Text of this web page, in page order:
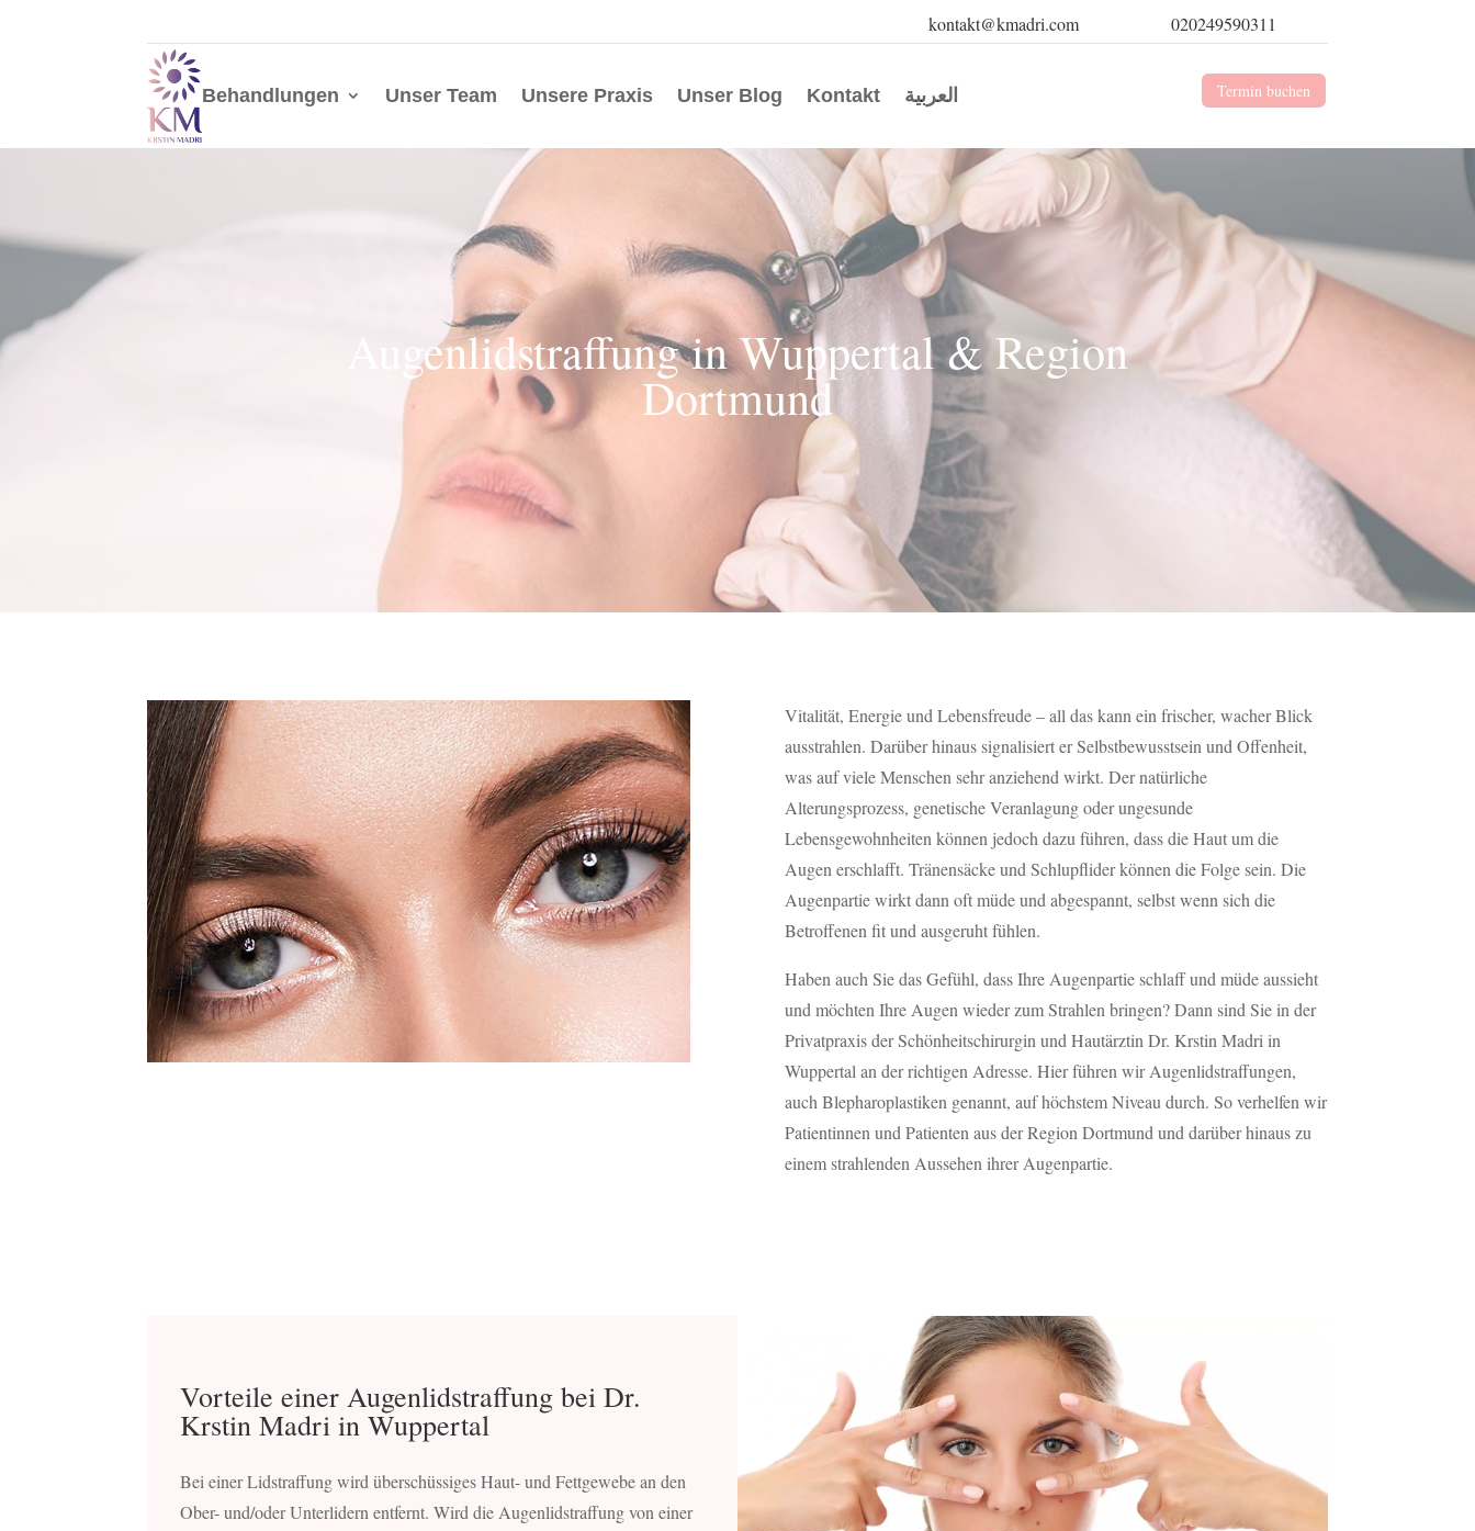
kontakt@kmadri.com 020249590311
Behandlungen Unser Team Unsere Praxis Unser Blog Kontakt العربية Termin buchen
Augenlidstraffung in Wuppertal & Region
Dortmund
Vitalität, Energie und Lebensfreude – all das kann ein frischer, wacher Blick
ausstrahlen. Darüber hinaus signalisiert er Selbstbewusstsein und Offenheit,
was auf viele Menschen sehr anziehend wirkt. Der natürliche
Alterungsprozess, genetische Veranlagung oder ungesunde
Lebensgewohnheiten können jedoch dazu führen, dass die Haut um die
Augen erschlafft. Tränensäcke und Schlupflider können die Folge sein. Die
Augenpartie wirkt dann oft müde und abgespannt, selbst wenn sich die
Betroffenen fit und ausgeruht fühlen.
Haben auch Sie das Gefühl, dass Ihre Augenpartie schlaff und müde aussieht
und möchten Ihre Augen wieder zum Strahlen bringen? Dann sind Sie in der
Privatpraxis der Schönheitschirurgin und Hautärztin Dr. Krstin Madri in
Wuppertal an der richtigen Adresse. Hier führen wir Augenlidstraffungen,
auch Blepharoplastiken genannt, auf höchstem Niveau durch. So verhelfen wir
Patientinnen und Patienten aus der Region Dortmund und darüber hinaus zu
einem strahlenden Aussehen ihrer Augenpartie.
Vorteile einer Augenlidstraffung bei Dr.
Krstin Madri in Wuppertal
Bei einer Lidstraffung wird überschüssiges Haut- und Fettgewebe an den
Ober- und/oder Unterlidern entfernt. Wird die Augenlidstraffung von einer